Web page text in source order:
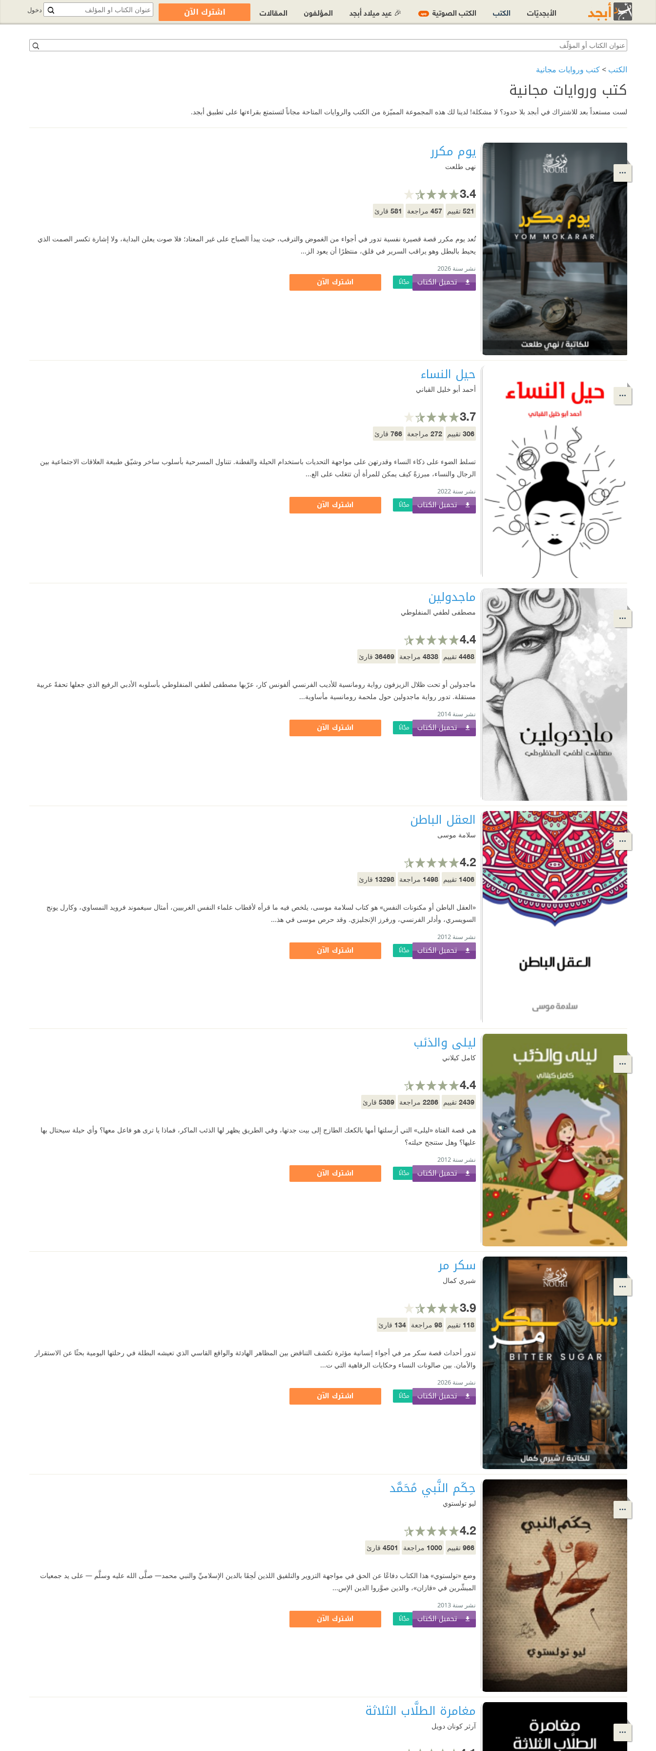
الكتب >كتب وروايات مجانية
كتب وروايات مجانية
لست مستعداً بعد للاشتراك في أبجد بلا حدود؟ لا مشكلة! لدينا لك هذه المجموعة المميّزة من الكتب والروايات المتاحة مجاناً لتستمتع بقراءتها على تطبيق أبجد.
يوم مكرر
نهى طلعت
3.4
521 تقييم 457 مراجعة 581 قارئ
تُعد يوم مكرر قصة قصيرة نفسية تدور في أجواء من الغموض والترقب، حيث يبدأ الصباح على غير المعتاد؛ فلا صوت يعلن البداية، ولا إشارة تكسر الصمت الذي
يحيط بالبطل وهو يراقب السرير في قلق، منتظرًا أن يعود الز...
نشر سنة 2026
تحميل الكتاب مجّانًا اشترك الآن
حيل النساء
أحمد أبو خليل القباني
3.7
306 تقييم 272 مراجعة 766 قارئ
تسلط الضوء على ذكاء النساء وقدرتهن على مواجهة التحديات باستخدام الحيلة والفطنة. تتناول المسرحية بأسلوب ساخر وشيّق طبيعة العلاقات الاجتماعية بين
الرجال والنساء، مبرزةً كيف يمكن للمرأة أن تتغلب على الع...
نشر سنة 2022
تحميل الكتاب مجّانًا اشترك الآن
ماجدولين
مصطفى لطفي المنفلوطي
4.4
4468 تقييم 4838 مراجعة 36469 قارئ
ماجدولين أو تحت ظلال الزيزفون رواية رومانسية للأديب الفرنسي ألفونس كار، عرّبها مصطفى لطفي المنفلوطي بأسلوبه الأدبي الرفيع الذي جعلها تحفةً عربية
مستقلة. تدور رواية ماجدولين حول ملحمة رومانسية مأساوية...
نشر سنة 2014
تحميل الكتاب مجّانًا اشترك الآن
العقل الباطن
سلامة موسى
4.2
1406 تقييم 1498 مراجعة 13298 قارئ
«العقل الباطن أو مكنونات النفس» هو كتاب لسلامة موسى، يلخص فيه ما قرأه لأقطاب علماء النفس الغربيين، أمثال سيغموند فرويد النمساوي، وكارل يونج
السويسري، وأدلر الفرنسي، ورفرز الإنجليزي. وقد حرص موسى في هذ...
نشر سنة 2012
تحميل الكتاب مجّانًا اشترك الآن
ليلى والذئب
كامل كيلاني
4.4
2439 تقييم 2286 مراجعة 5389 قارئ
هي قصة الفتاة «ليلى» التي أرسلتها أمها بالكعك الطازج إلى بيت جدتها، وفي الطريق يظهر لها الذئب الماكر، فماذا يا ترى هو فاعل معها؟ وأي حيلة سيحتال بها
عليها؟ وهل ستنجح حيلته؟
نشر سنة 2012
تحميل الكتاب مجّانًا اشترك الآن
سكر مر
شيري كمال
3.9
118 تقييم 98 مراجعة 134 قارئ
تدور أحداث قصة سكر مر في أجواء إنسانية مؤثرة تكشف التناقض بين المظاهر الهادئة والواقع القاسي الذي تعيشه البطلة في رحلتها اليومية بحثًا عن الاستقرار
والأمان. بين صالونات النساء وحكايات الرفاهية التي ت...
نشر سنة 2026
تحميل الكتاب مجّانًا اشترك الآن
حِكَم النَّبي مُحَمَّد
ليو تولستوي
4.2
966 تقييم 1000 مراجعة 4501 قارئ
وضع «تولستوي» هذا الكتاب دفاعًا عن الحق في مواجهة التزوير والتلفيق اللذين لَحِقَا بالدين الإسلاميِّ والنبي محمد— صلَّى الله عليه وسلَّم — على يد جمعيات
المبشِّرين في «قازان»، والذين صوَّروا الدين الإس...
نشر سنة 2013
تحميل الكتاب مجّانًا اشترك الآن
مغامرة الطلَّاب الثلاثة
آرثر كونان دويل
دخول الأبجديّات الكتب الكتب الصوتية جديد 🎉 عيد ميلاد أبجد المؤلفون المقالات اشترك الآن